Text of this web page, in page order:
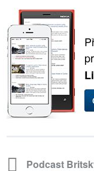
Podcast